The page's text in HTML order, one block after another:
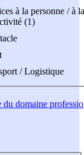
à la personne / à la
(1)
/ Logistique
domaine